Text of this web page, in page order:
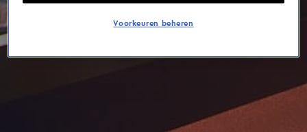
Voorkeuren beheren